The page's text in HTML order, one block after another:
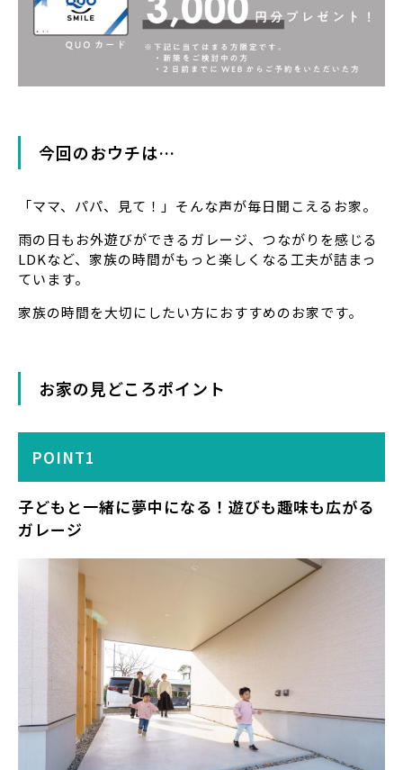
今回のおウチは…
「ママ、パパ、見て！」そんな声が毎日聞こえるお家。
雨の日もお外遊びができるガレージ、つながりを感じる
LDKなど、家族の時間がもっと楽しくなる工夫が詰まっ
ています。
家族の時間を大切にしたい方におすすめのお家です。
お家の見どころポイント
POINT1
子どもと一緒に夢中になる！遊びも趣味も広がる
ガレージ